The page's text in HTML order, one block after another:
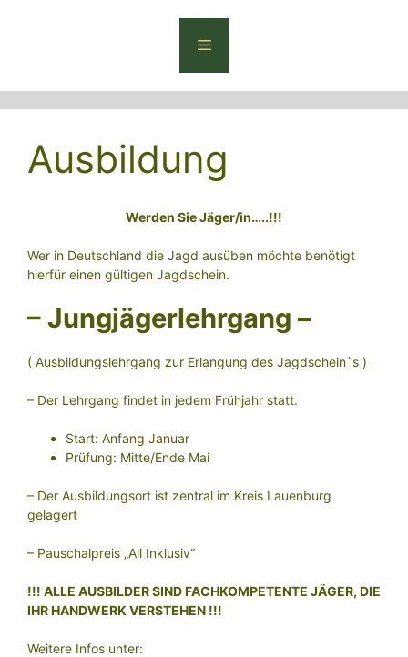
Menü
Ausbildung
Werden Sie Jäger/in…..!!!
Wer in Deutschland die Jagd ausüben möchte benötigt
hierfür einen gültigen Jagdschein.
– Jungjägerlehrgang –
( Ausbildungslehrgang zur Erlangung des Jagdschein`s )
– Der Lehrgang findet in jedem Frühjahr statt.
Start: Anfang Januar
Prüfung: Mitte/Ende Mai
– Der Ausbildungsort ist zentral im Kreis Lauenburg
gelagert
– Pauschalpreis „All Inklusiv“
!!! ALLE AUSBILDER SIND FACHKOMPETENTE JÄGER, DIE
IHR HANDWERK VERSTEHEN !!!
Weitere Infos unter: